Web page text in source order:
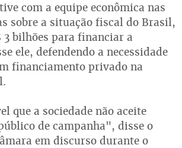
com a equipe econômica nas
sobre a situação fiscal do Brasil,
3 bilhões para financiar a
ele, defendendo a necessidade
financiamento privado na
que a sociedade não aceite
de campanha", disse o
em discurso durante o